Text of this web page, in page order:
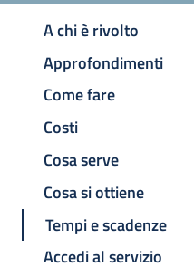
A chi è rivolto
Approfondimenti
Come fare
Costi
Cosa serve
Cosa si ottiene
Tempi e scadenze
Accedi al servizio